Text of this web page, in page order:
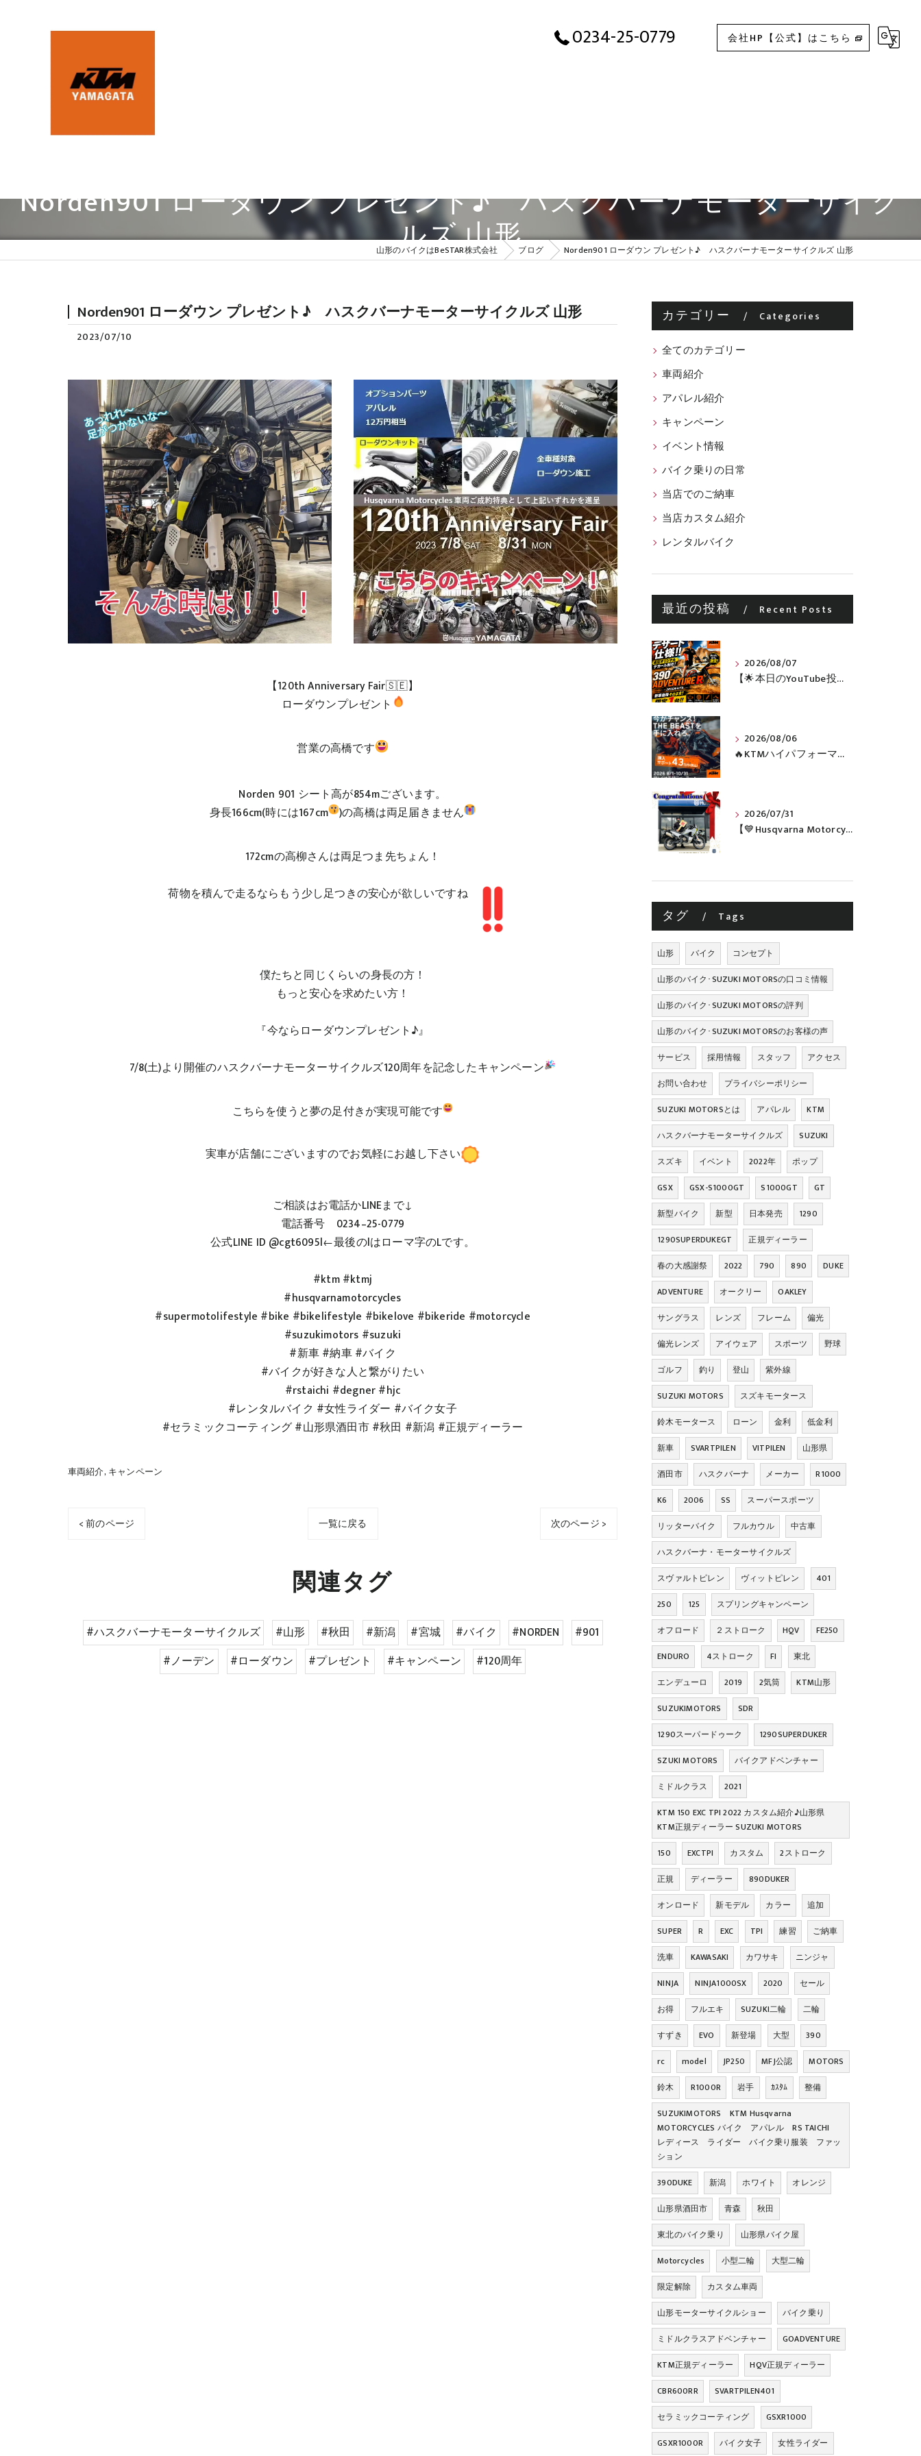
0234-25-0779 会社HP【公式】はこちら
Norden901 ローダウン プレゼント♪ ハスクバーナモーターサイク
ルズ 山形
山形のバイクはBeSTAR株式会社 ブログ Norden901 ローダウン プレゼント♪ ハスクバーナモーターサイクルズ 山形
Norden901 ローダウン プレゼント♪ ハスクバーナモーターサイクルズ 山形
2023/07/10
【120th Anniversary Fair🇸🇪】
ローダウンプレゼント
営業の高橋です
Norden 901 シート高が854mございます。
身長166cm(時には167cm
)の高橋は両足届きません
172cmの高柳さんは両足つま先ちょん！
荷物を積んで走るならもう少し足つきの安心が欲しいですね
僕たちと同じくらいの身長の方！
もっと安心を求めたい方！
『今ならローダウンプレゼント♪』
7/8(土)より開催のハスクバーナモーターサイクルズ120周年を記念したキャンペーン
こちらを使うと夢の足付きが実現可能です
実車が店舗にございますのでお気軽にお越し下さい
ご相談はお電話かLINEまで↓
電話番号 0234–25-0779
公式LINE ID @cgt6095l←最後のlはローマ字のLです。
#ktm #ktmj
#husqvarnamotorcycles
#supermotolifestyle #bike #bikelifestyle #bikelove #bikeride #motorcycle
#suzukimotors #suzuki
#新車 #納車 #バイク
#バイクが好きな人と繋がりたい
#rstaichi #degner #hjc
#レンタルバイク #女性ライダー #バイク女子
#セラミックコーティング #山形県酒田市 #秋田 #新潟 #正規ディーラー
車両紹介 キャンペーン
< 前のページ 一覧に戻る 次のページ >
関連タグ
#ハスクバーナモーターサイクルズ #山形 #秋田 #新潟 #宮城 #バイク #NORDEN
#901
#ノーデン
#ローダウン #プレゼント #キャンペーン #120周年
カテゴリー Categories
全てのカテゴリー
車両紹介
アパレル紹介
キャンペーン
イベント情報
バイク乗りの日常
当店でのご納車
当店カスタム紹介
レンタルバイク
最近の投稿 Recent Posts
2026/08/07
【🌟本日のYouTube投稿完了🌟】 🔥390 ADVENTURE R × KTM山形 オリジナルデカール仕様誕生🔥
2026/08/06
🔥KTMハイパフォーマンスネイキッドがお得に手に入るチャンス🔥
2026/07/31
【💙Husqvarna Motorcycles / NORDEN 901💙】 ご納車おめでとうございます🎉✨
タグ Tags
山形 バイク
コンセプト
山形のバイク･SUZUKI MOTORSの口コミ情報
山形のバイク･SUZUKI MOTORSの評判
山形のバイク･SUZUKI MOTORSのお客様の声
サービス
採用情報 スタッフ
アクセス
お問い合わせ
プライバシーポリシー
SUZUKI MOTORSとは
アパレル
KTM
ハスクバーナモーターサイクルズ
SUZUKI
スズキ
イベント 2022年
ポップ
GSX
GSX-S1000GT S1000GT
GT
新型バイク
新型 日本発売
1290
1290SUPERDUKEGT
正規ディーラー
春の大感謝祭
2022 790 890
DUKE
ADVENTURE
オークリー
OAKLEY
サングラス
レンズ フレーム
偏光
偏光レンズ
アイウェア スポーツ
野球
ゴルフ
釣り 登山
紫外線
SUZUKI MOTORS
スズキモータース
鈴木モータース
ローン 金利
低金利
新車
SVARTPILEN VITPILEN
山形県
酒田市
ハスクバーナ メーカー
R1000
K6
2006 SS
スーパースポーツ
リッターバイク
フルカウル
中古車
ハスクバーナ・モーターサイクルズ
スヴァルトピレン
ヴィットピレン
401
250
125
スプリングキャンペーン
オフロード
２ストローク HQV
FE250
ENDURO
4ストローク FI
東北
エンデューロ
2019 2気筒
KTM山形
SUZUKIMOTORS
SDR
1290スーパードゥーク
1290SUPERDUKER
SZUKI MOTORS
バイクアドベンチャー
ミドルクラス
2021
KTM 150 EXC TPI 2022 カスタム紹介♪山形県
KTM正規ディーラー SUZUKI MOTORS
150
EXCTPI カスタム
2ストローク
正規
ディーラー
890DUKER
オンロード
新モデル カラー
追加
SUPER
R EXC TPI 練習
ご納車
洗車
KAWASAKI カワサキ
ニンジャ
NINJA
NINJA1000SX 2020
セール
お得
フルエキ SUZUKI二輪
二輪
すずき
EVO 新登場 大型
390
rc
model JP250 MFJ公認
MOTORS
鈴木
R1000R 岩手 ｶｽﾀﾑ
整備
SUZUKIMOTORS KTM Husqvarna
MOTORCYCLES バイク アパレル RS TAICHI
レディース ライダー バイク乗り服装 ファッ
ション
390DUKE
新潟 ホワイト
オレンジ
山形県酒田市
青森
秋田
東北のバイク乗り
山形県バイク屋
Motorcycles
小型二輪
大型二輪
限定解除
カスタム車両
山形モーターサイクルショー
バイク乗り
ミドルクラスアドベンチャー
GOADVENTURE
KTM正規ディーラー
HQV正規ディーラー
CBR600RR
SVARTPILEN401
セラミックコーティング
GSXR1000
GSXR1000R
バイク女子 女性ライダー